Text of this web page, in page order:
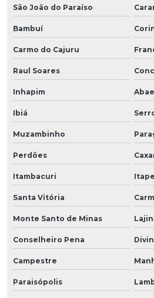
São João do Paraíso
Bambuí
Carmo do Cajuru
Raul Soares
Inhapim
Ibiá
Muzambinho
Perdões
Itambacuri
Santa Vitória
Monte Santo de Minas
Conselheiro Pena
Campestre
Paraisópolis